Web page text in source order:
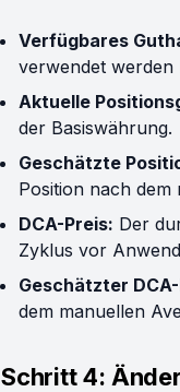
Verfügbares
verwendet werden
Aktuelle
der Basiswährung.
Geschätzte
Position nach dem
DCA-Preis: Der
Zyklus vor
Geschätzter
dem manuellen
Schritt 4: